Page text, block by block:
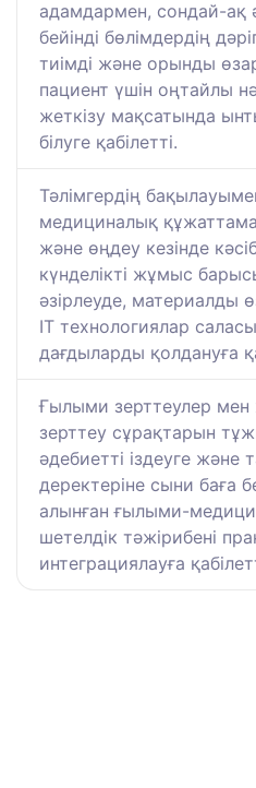
адамдармен, сондай-ақ
бейінді бөлімдердің
тиімді және орынды
пациент үшін оңтайлы
жеткізу мақсатында
білуге қабілетті.
Тәлімгердің
медициналық
және өңдеу кезінде
күнделікті жұмыс
әзірлеуде, материалды
IT технологиялар
дағдыларды қолдануға
Ғылыми зерттеулер мен
зерттеу сұрақтарын
әдебиетті іздеуге және
деректеріне сыни баға
алынған ғылыми-
шетелдік тәжірибені
интеграциялауға